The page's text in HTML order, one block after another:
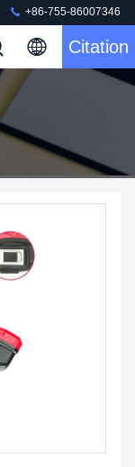
+86-755-86007346
Citation